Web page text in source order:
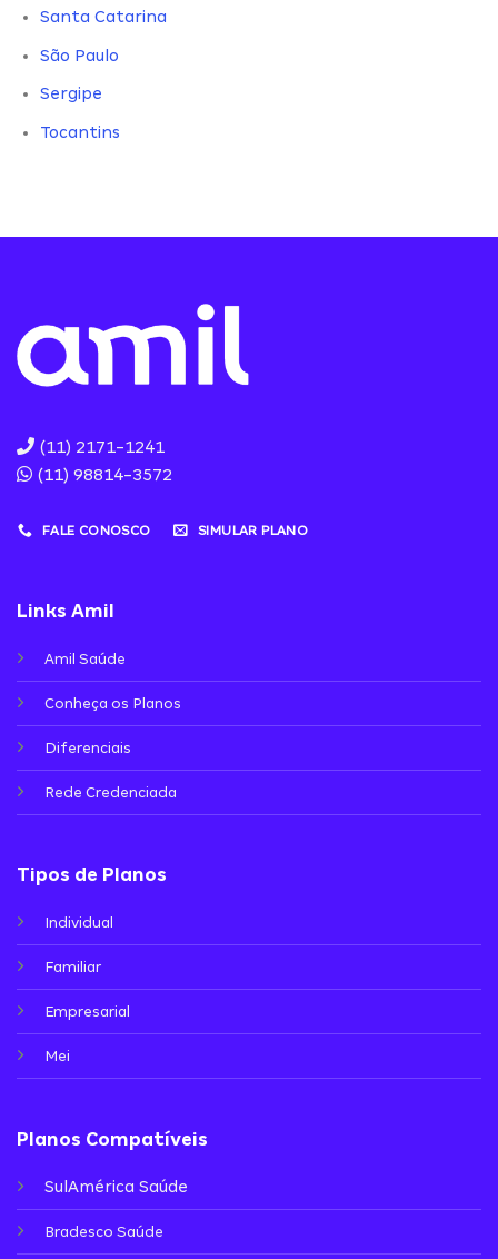
Santa Catarina
São Paulo
Sergipe
Tocantins
(11) 2171-1241
(11) 98814-3572
FALE CONOSCO SIMULAR PLANO
Links Amil
Amil Saúde
Conheça os Planos
Diferenciais
Rede Credenciada
Tipos de Planos
Individual
Familiar
Empresarial
Mei
Planos Compatíveis
SulAmérica Saúde
Bradesco Saúde